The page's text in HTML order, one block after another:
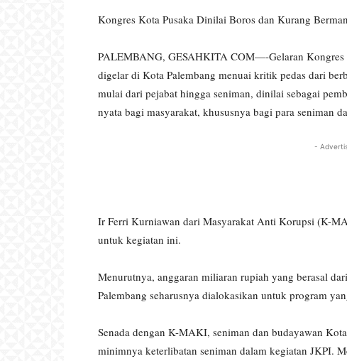
Kongres Kota Pusaka Dinilai Boros dan Kurang
PALEMBANG, GESAHKITA COM—-Gelaran
digelar di Kota Palembang menuai kritik pedas dari
mulai dari pejabat hingga seniman, dinilai sebagai
nyata bagi masyarakat, khususnya bagi para seniman
-
Ir Ferri Kurniawan dari Masyarakat Anti Korupsi (K-
untuk kegiatan ini.
Menurutnya, anggaran miliaran rupiah yang berasal
Palembang seharusnya dialokasikan untuk program
Senada dengan K-MAKI, seniman dan budayawan
minimnya keterlibatan seniman dalam kegiatan JKPI.